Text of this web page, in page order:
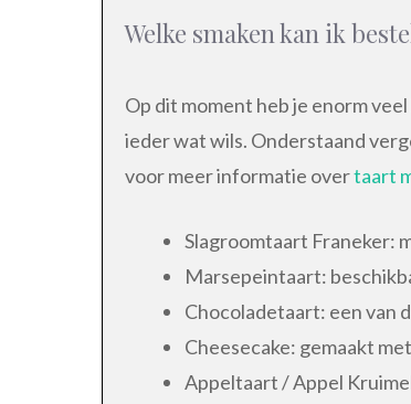
Welke smaken kan ik
Op dit moment heb je enorm
ieder wat wils. Onderstaand
voor meer informatie overtaart
Slagroomtaart Franeker:
Marsepeintaart:
Chocoladetaart: een van
Cheesecake: gemaakt
Appeltaart / Appel